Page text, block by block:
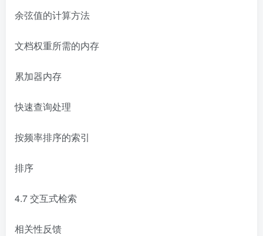
余弦值的计算方法
文档权重所需的内存
累加器内存
快速查询处理
按频率排序的索引
排序
4.7 交互式检索
相关性反馈